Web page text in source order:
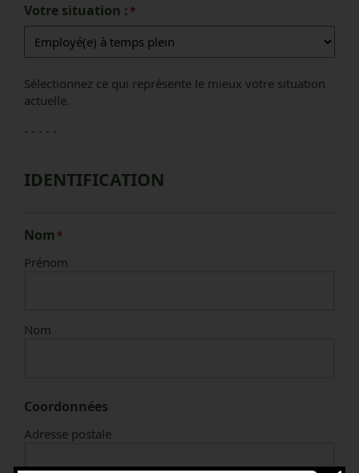
Votre situation : *
Sélectionnez ce qui représente le mieux votre situation
actuelle.
- - - - -
IDENTIFICATION
Nom *
Prénom
Nom
Coordonnées
Adresse postale